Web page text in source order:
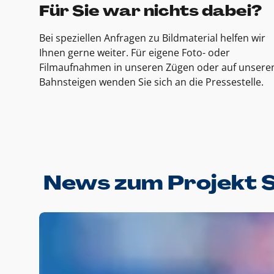
Für Sie war nichts dabei?
Bei speziellen Anfragen zu Bildmaterial helfen wir
Ihnen gerne weiter. Für eigene Foto- oder
Filmaufnahmen in unseren Zügen oder auf
Bahnsteigen wenden Sie sich an die Pressestelle.
News zum Projekt